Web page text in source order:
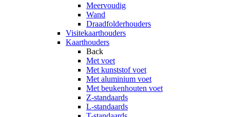
Meervoudig
Wand
Draadfolderhouders
Visitekaarthouders
Kaarthouders
Back
Met voet
Met kunststof voet
Met aluminium voet
Met beukenhouten voet
Z-standaards
L-standaards